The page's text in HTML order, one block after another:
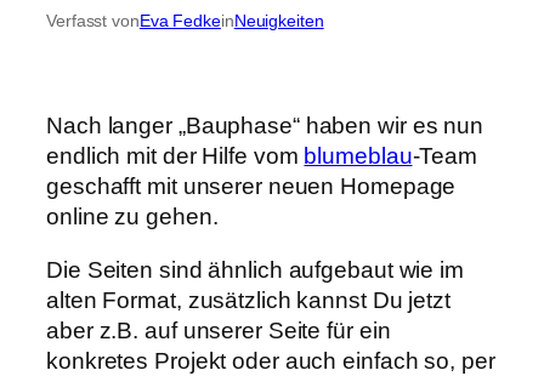
Verfasst vonEva FedkeinNeuigkeiten
Nach langer „Bauphase“ haben wir es nun
endlich mit der Hilfe vom blumeblau-Team
geschafft mit unserer neuen Homepage
online zu gehen.
Die Seiten sind ähnlich aufgebaut wie im
alten Format, zusätzlich kannst Du jetzt
aber z.B. auf unserer Seite für ein
konkretes Projekt oder auch einfach so, per